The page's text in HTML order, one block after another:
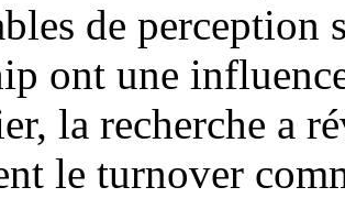
de perception
ont une
la recherche a
le turnover